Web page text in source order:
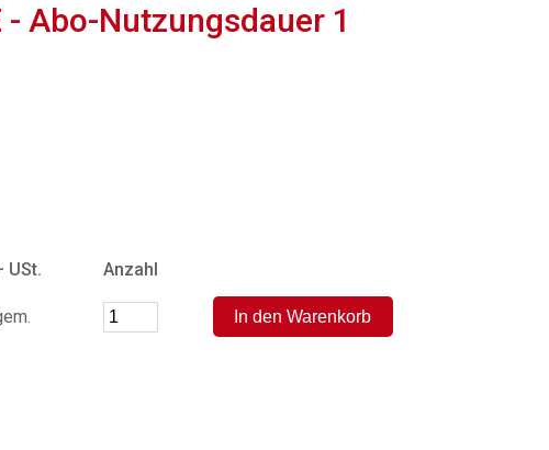
- Abo-Nutzungsdauer 1
USt.
Anzahl